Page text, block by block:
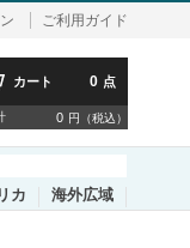
ご利用ガイド
カート 0 点
0 円（税込）
カ 海外広域